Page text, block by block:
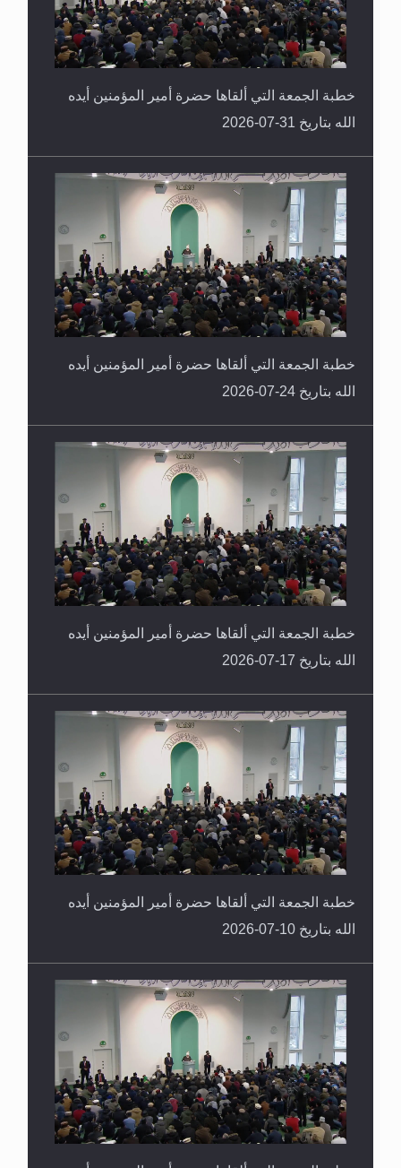
خطبة الجمعة التي ألقاها حضرة أمير المؤمنين أيده
الله بتاريخ 31-07-2026
خطبة الجمعة التي ألقاها حضرة أمير المؤمنين أيده
الله بتاريخ 24-07-2026
خطبة الجمعة التي ألقاها حضرة أمير المؤمنين أيده
الله بتاريخ 17-07-2026
خطبة الجمعة التي ألقاها حضرة أمير المؤمنين أيده
الله بتاريخ 10-07-2026